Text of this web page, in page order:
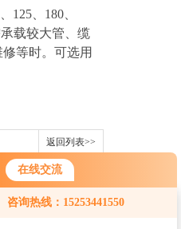
在线交流
咨询热线：15253441550
125、180、
载较大管、缆
等时。可选用
返回列表>>